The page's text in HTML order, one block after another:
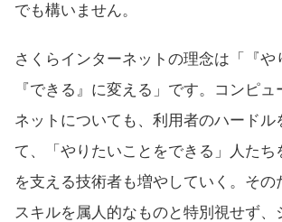
でも構いません。
さくらインターネットの理念は「『や
『できる』に変える」です。コンピ
ネットについても、利用者のハードル
て、「やりたいことをできる」人たち
を支える技術者も増やしていく。その
スキルを属人的なものと特別視せず、